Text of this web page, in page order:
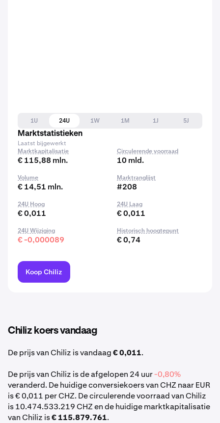
1U 24U 1W 1M 1J
5J
Marktstatistieken
Laatst bijgewerkt
Marktkapitalisatie
€ 115,88 mln.
Circulerende voorraad
10 mld.
Volume
€ 14,51 mln.
Marktranglijst
#208
24U Hoog
€ 0,011
24U Laag
€ 0,011
24U Wijziging
€ -0,000089
Historisch hoogtepunt
€ 0,74
Koop Chiliz
Chiliz koers vandaag
De prijs van Chiliz is vandaag€ 0,011.
De prijs van Chiliz is de afgelopen 24 uur-0,80%
veranderd. De huidige conversiekoers van CHZ naar EUR
is € 0,011 per CHZ. De circulerende voorraad van Chiliz
is 10.474.533.219 CHZ en de huidige marktkapitalisatie
van Chiliz is€ 115.879.761.